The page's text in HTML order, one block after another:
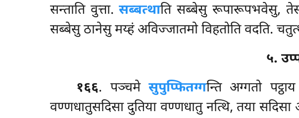
सन्ताति वुत्ता.सब्बत्थाति सब्बेसु रूपारूपभवेसु, तेसं
सब्बेसु ठानेसु मय्हं अविज्जातमो विहतोति वदति.
५.
१६६. पञ्चमे सुपुप्फितग्गन्ति अग्गतो
वण्णधातुसदिसा दुतिया वण्णधातु नत्थि, तया